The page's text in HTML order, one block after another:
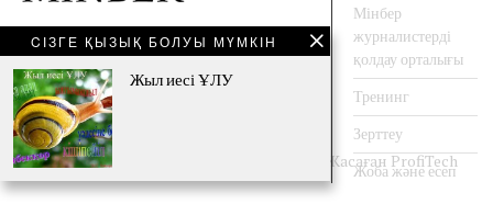
CІЗГЕ ҚЫЗЫҚ БОЛУЫ МҮМКІН
Жыл иесі ҰЛУ
АҚПАРАТ АГЕНТТЕГІ
Facebook
TwitterInstagram
© 2009-2020 - Барлық құқықтар сақталған. ЖасағанProfiTech
Мінбер
журналистерді
қолдау орталығы
Тренинг
Зерттеу
Жоба және есеп